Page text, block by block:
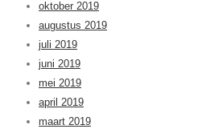
oktober 2019
augustus 2019
juli 2019
juni 2019
mei 2019
april 2019
maart 2019